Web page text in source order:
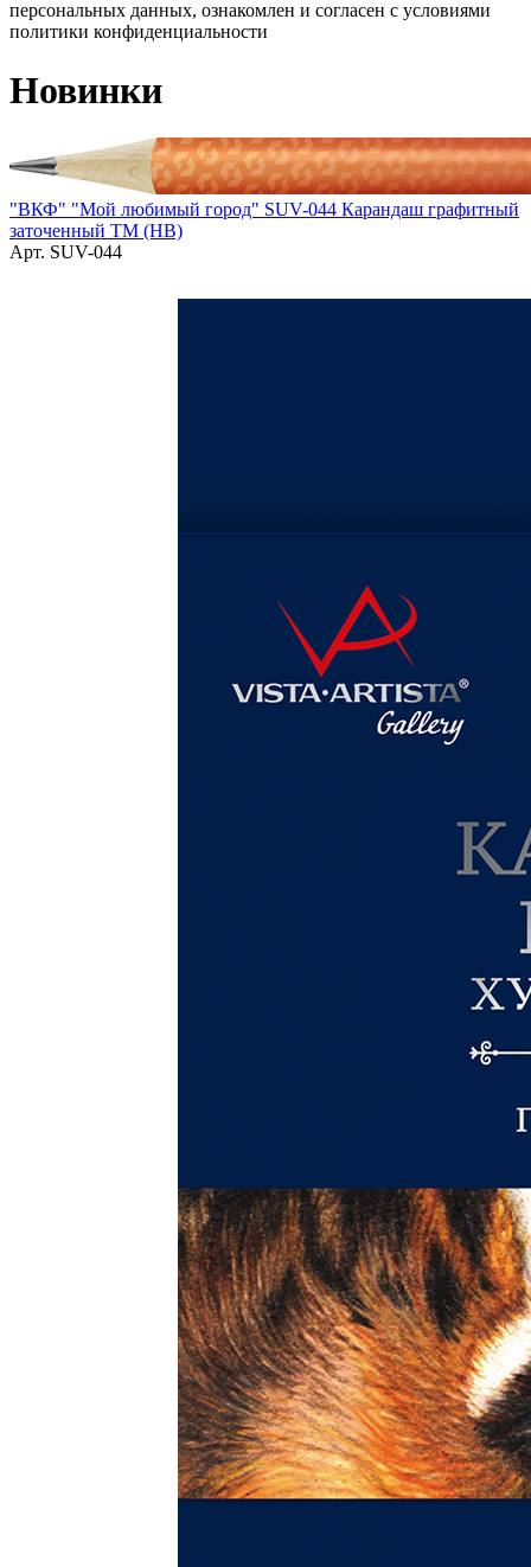
персональных данных, ознакомлен и согласен с условиями
политики конфиденциальности
Новинки
"ВКФ" "Мой любимый город" SUV-044 Карандаш графитный
заточенный ТМ (HB)
Арт. SUV-044